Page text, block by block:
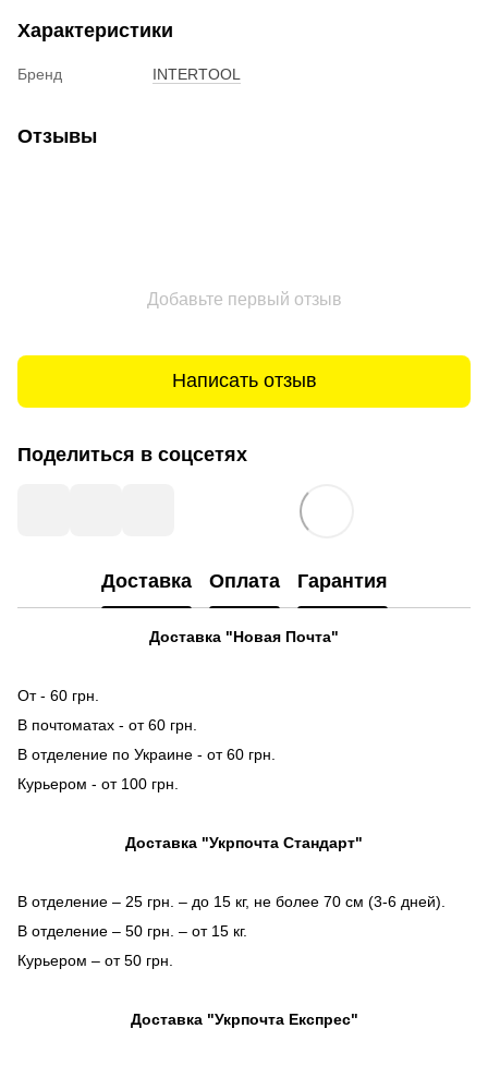
Характеристики
Бренд INTERTOOL
Отзывы
Добавьте первый отзыв
Написать отзыв
Поделиться в соцсетях
Доставка Оплата Гарантия
Доставка "Новая Почта"
От - 60 грн.
В почтоматах - от 60 грн.
В отделение по Украине - от 60 грн.
Курьером - от 100 грн.
Доставка "Укрпочта Стандарт"
В отделение – 25 грн. – до 15 кг, не более 70 см (3-6 дней).
В отделение – 50 грн. – от 15 кг.
Курьером – от 50 грн.
Доставка "Укрпочта Експрес"